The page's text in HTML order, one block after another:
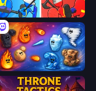
State Wars: Conquer Them All
Elemental Merge